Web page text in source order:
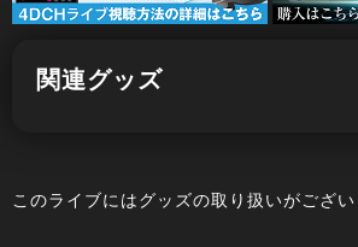
関連グッズ
このライブにはグッズの取り扱いがござい